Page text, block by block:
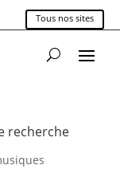
Tous nos sites
recherche